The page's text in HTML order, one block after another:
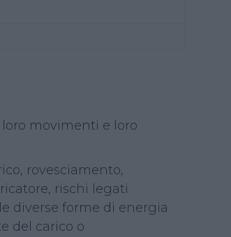
movimenti e loro
rovesciamento,
rischi legati
diverse forme di energia
del carico o